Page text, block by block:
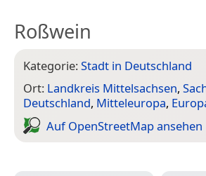
Roßwein
Kategorie:Stadt in Deutschland
Ort: Landkreis Mittelsachsen,
Deutschland, Mitteleuropa,
Auf Open­Street­Map ansehen